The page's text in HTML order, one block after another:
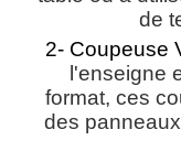
de
2- Coupeuse
l'enseigne
format, ces
des